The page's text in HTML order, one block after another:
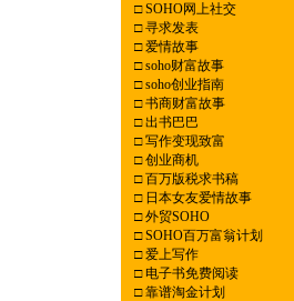
□SOHO网上社交
□寻求发表
□爱情故事
□soho财富故事
□soho创业指南
□书商财富故事
□出书巴巴
□写作变现致富
□创业商机
□百万版税求书稿
□日本女友爱情故事
□外贸SOHO
□SOHO百万富翁计划
□爱上写作
□电子书免费阅读
□靠谱淘金计划